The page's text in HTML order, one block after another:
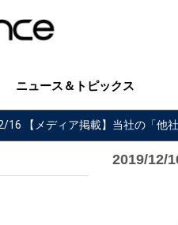
ニュース＆トピックス
16 【メディア掲載】当社の「他
2019/12/